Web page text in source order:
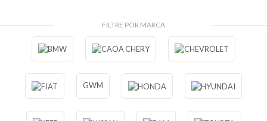
FILTRE POR MARCA
GWM